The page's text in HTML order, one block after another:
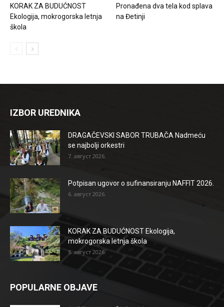
KORAK ZA BUDUĆNOST
Ekologija, mokrogorska letnja
škola
Pronađena dva tela kod splava
na Đetinji
IZBOR UREDNIKA
DRAGAČEVSKI SABOR TRUBAČA Nadmeću
se najbolji orkestri
7. август 2026.
Potpisan ugovor o sufinansiranju NAFFIT 2026.
6. август 2026.
KORAK ZA BUDUĆNOST Ekologija,
mokrogorska letnja škola
5. август 2026.
POPULARNE OBJAVE